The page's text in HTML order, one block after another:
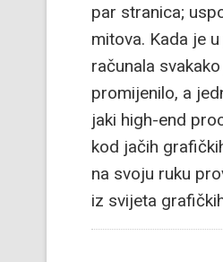
par stranica;
mitova. Kada je
računala
promijenilo, a
jaki high-end
kod jačih
na svoju ruku
iz svijeta